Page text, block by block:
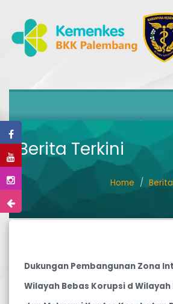
Berita Terkini
Home Berita
Dukungan Pembangunan Zona
Wilayah Bebas Korupsi d